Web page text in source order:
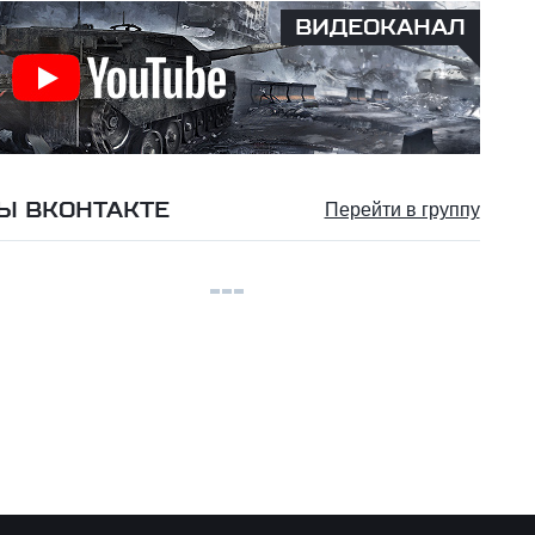
ВИДЕОКАНАЛ
ВКОНТАКТЕ Перейти в группу